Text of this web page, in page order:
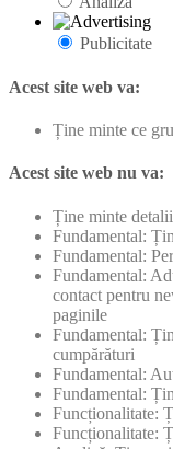
Publicitate
Acest site web va:
Ține minte ce
Acest site web nu va:
Ține minte
Fundamental:
Fundamental:
Fundamental:
contact pentru
paginile
Fundamental:
cumpărături
Fundamental:
Fundamental:
Funcționalitate:
Funcționalitate: